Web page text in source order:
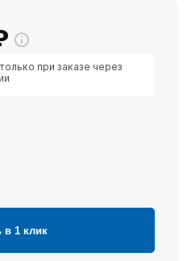
при заказе через
в 1 клик